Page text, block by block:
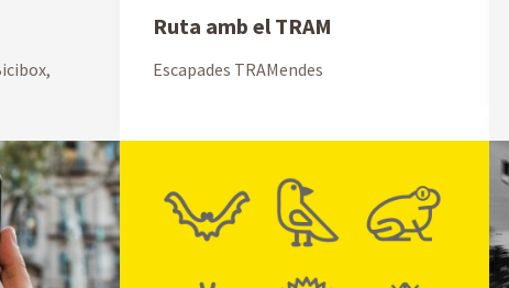
Ruta amb el TRAM
Escapades TRAMendes